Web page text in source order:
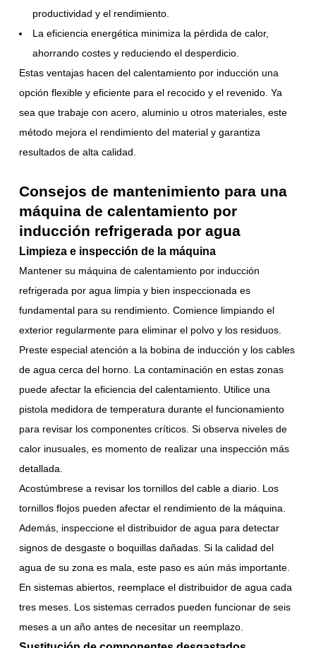
productividad y el rendimiento.
La eficiencia energética minimiza la pérdida de calor,
ahorrando costes y reduciendo el desperdicio.
Estas ventajas hacen del calentamiento por inducción una
opción flexible y eficiente para el recocido y el revenido. Ya
sea que trabaje con acero, aluminio u otros materiales, este
método mejora el rendimiento del material y garantiza
resultados de alta calidad.
Consejos de mantenimiento para una
máquina de calentamiento por
inducción refrigerada por agua
Limpieza e inspección de la máquina
Mantener su máquina de calentamiento por inducción
refrigerada por agua limpia y bien inspeccionada es
fundamental para su rendimiento. Comience limpiando el
exterior regularmente para eliminar el polvo y los residuos.
Preste especial atención a la bobina de inducción y los cables
de agua cerca del horno. La contaminación en estas zonas
puede afectar la eficiencia del calentamiento. Utilice una
pistola medidora de temperatura durante el funcionamiento
para revisar los componentes críticos. Si observa niveles de
calor inusuales, es momento de realizar una inspección más
detallada.
Acostúmbrese a revisar los tornillos del cable a diario. Los
tornillos flojos pueden afectar el rendimiento de la máquina.
Además, inspeccione el distribuidor de agua para detectar
signos de desgaste o boquillas dañadas. Si la calidad del
agua de su zona es mala, este paso es aún más importante.
En sistemas abiertos, reemplace el distribuidor de agua cada
tres meses. Los sistemas cerrados pueden funcionar de seis
meses a un año antes de necesitar un reemplazo.